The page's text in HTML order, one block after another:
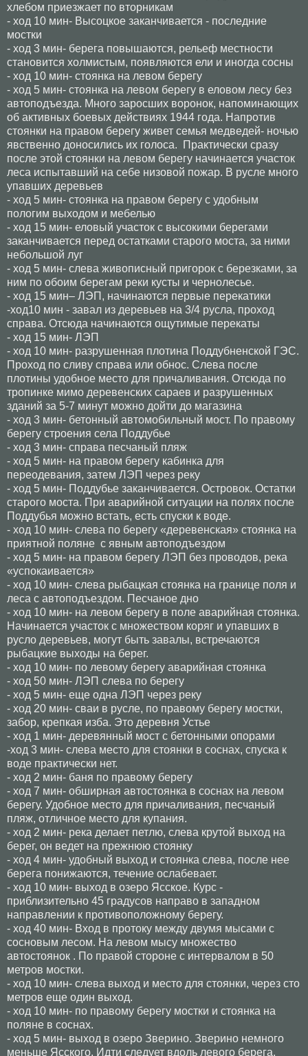
хлебом приезжает по вторникам
- ход 10 мин- Высоцкое заканчивается - последние
мостки
- ход 3 мин- берега повышаются, рельеф местности
становится холмистым, появляются ели и иногда сосны
- ход 10 мин- стоянка на левом берегу
- ход 5 мин- стоянка на левом берегу в еловом лесу без
автоподъезда. Много заросших воронок, напоминающих
об активных боевых действиях 1944 года. Напротив
стоянки на правом берегу живет семья медведей- ночью
явственно доносились их голоса. Практически сразу
после этой стоянки на левом берегу начинается участок
леса испытавший на себе низовой пожар. В русле много
упавших деревьев
- ход 5 мин- стоянка на правом берегу с удобным
пологим выходом и мебелью
- ход 15 мин- еловый участок с высокими берегами
заканчивается перед остатками старого моста, за ними
небольшой луг
- ход 5 мин- слева живописный пригорок с березками, за
ним по обоим берегам реки кусты и чернолесье.
- ход 15 мин– ЛЭП, начинаются первые перекатики
-ход10 мин - завал из деревьев на 3/4 русла, проход
справа. Отсюда начинаются ощутимые перекаты
- ход 15 мин- ЛЭП
- ход 10 мин- разрушенная плотина Поддубненской ГЭС.
Проход по сливу справа или обнос. Слева после
плотины удобное место для причаливания. Отсюда по
тропинке мимо деревенских сараев и разрушенных
зданий за 5-7 минут можно дойти до магазина
- ход 3 мин- бетонный автомобильный мост. По правому
берегу строения села Поддубье
- ход 3 мин- справа песчаный пляж
- ход 5 мин- на правом берегу кабинка для
переодевания, затем ЛЭП через реку
- ход 5 мин- Поддубье заканчивается. Островок. Остатки
старого моста. При аварийной ситуации на полях после
Поддубья можно встать, есть спуски к воде.
- ход 10 мин- слева по берегу «деревенская» стоянка на
приятной поляне с явным автоподъездом
- ход 5 мин- на правом берегу ЛЭП без проводов, река
«успокаивается»
- ход 10 мин- слева рыбацкая стоянка на границе поля и
леса с автоподъездом. Песчаное дно
- ход 10 мин- на левом берегу в поле аварийная стоянка.
Начинается участок с множеством коряг и упавших в
русло деревьев, могут быть завалы, встречаются
рыбацкие выходы на берег.
- ход 10 мин- по левому берегу аварийная стоянка
- ход 50 мин- ЛЭП слева по берегу
- ход 5 мин- еще одна ЛЭП через реку
- ход 20 мин- сваи в русле, по правому берегу мостки,
забор, крепкая изба. Это деревня Устье
- ход 1 мин- деревянный мост с бетонными опорами
-ход 3 мин- слева место для стоянки в соснах, спуска к
воде практически нет.
- ход 2 мин- баня по правому берегу
- ход 7 мин- обширная автостоянка в соснах на левом
берегу. Удобное место для причаливания, песчаный
пляж, отличное место для купания.
- ход 2 мин- река делает петлю, слева крутой выход на
берег, он ведет на прежнюю стоянку
- ход 4 мин- удобный выход и стоянка слева, после нее
берега понижаются, течение ослабевает.
- ход 10 мин- выход в озеро Ясское. Курс -
приблизительно 45 градусов направо в западном
направлении к противоположному берегу.
- ход 40 мин- Вход в протоку между двумя мысами с
сосновым лесом. На левом мысу множество
автостоянок . По правой стороне с интервалом в 50
метров мостки.
- ход 10 мин- слева выход и место для стоянки, через сто
метров еще один выход.
- ход 10 мин- по правому берегу мостки и стоянка на
поляне в соснах.
- ход 5 мин- выход в озеро Зверино. Зверино немного
меньше Ясского. Идти следует вдоль левого берега.